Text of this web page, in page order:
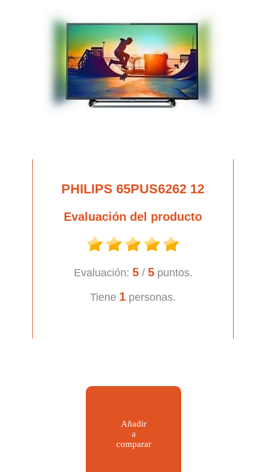
PHILIPS 65PUS6262 12
Evaluación del producto
Evaluación: 5/ 5puntos.
Tiene 1 personas.
Añadir
a
comparar